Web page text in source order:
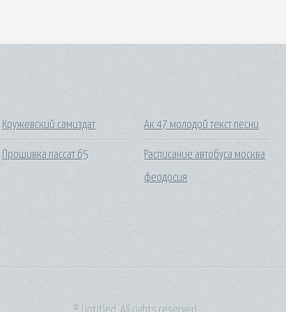
Кружевский самиздат
Прошивка пассат б5
Ак 47 молодой текст песни
Расписание автобуса москва
феодосия